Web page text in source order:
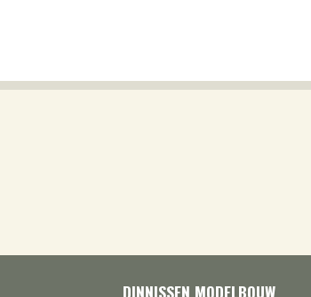
DINNISSEN MODELBOUW